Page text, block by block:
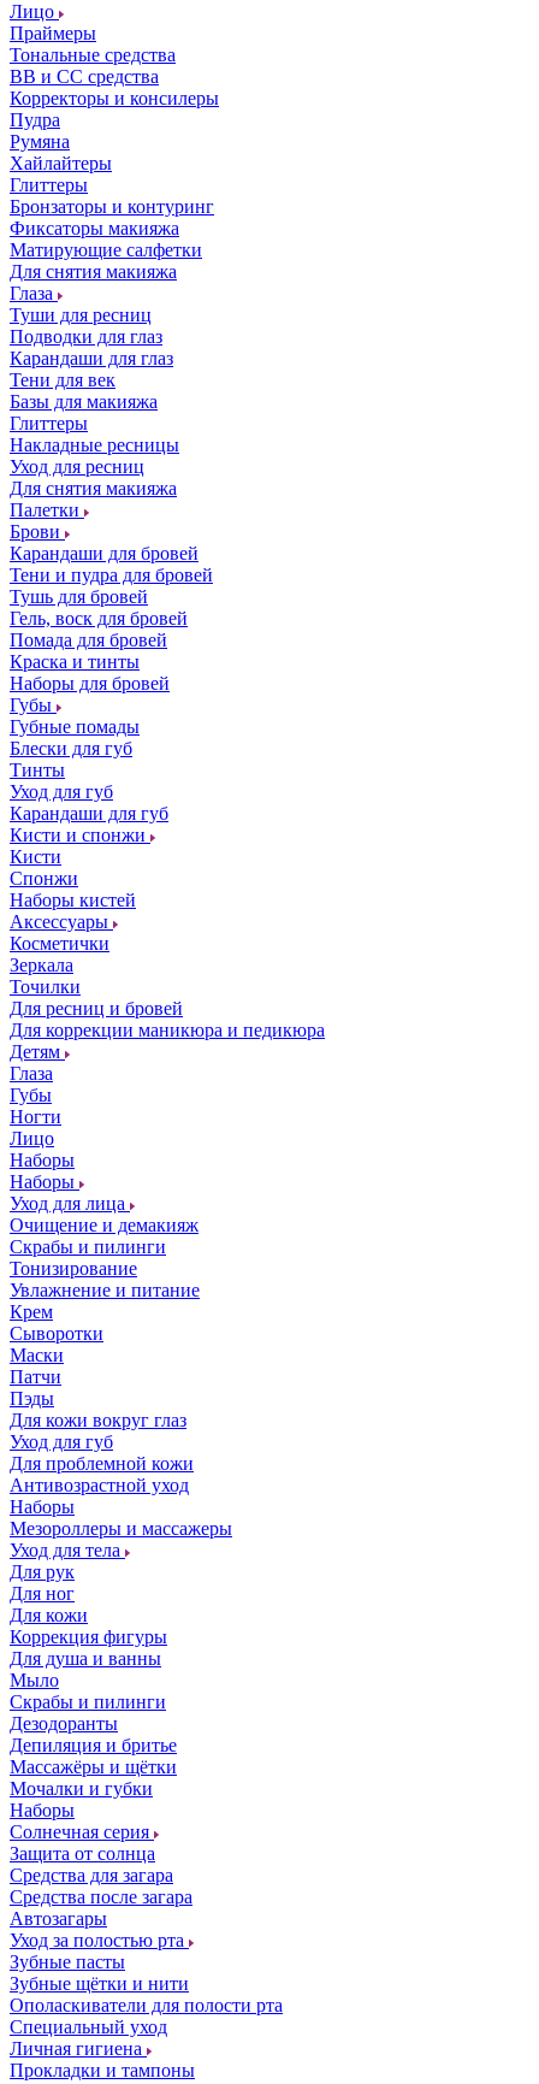
Лицо
Праймеры
Тональные средства
ВВ и СС средства
Корректоры и консилеры
Пудра
Румяна
Хайлайтеры
Глиттеры
Бронзаторы и контуринг
Фиксаторы макияжа
Матирующие салфетки
Для снятия макияжа
Глаза
Туши для ресниц
Подводки для глаз
Карандаши для глаз
Тени для век
Базы для макияжа
Глиттеры
Накладные ресницы
Уход для ресниц
Для снятия макияжа
Палетки
Брови
Карандаши для бровей
Тени и пудра для бровей
Тушь для бровей
Гель, воск для бровей
Помада для бровей
Краска и тинты
Наборы для бровей
Губы
Губные помады
Блески для губ
Тинты
Уход для губ
Карандаши для губ
Кисти и спонжи
Кисти
Спонжи
Наборы кистей
Аксессуары
Косметички
Зеркала
Точилки
Для ресниц и бровей
Для коррекции маникюра и педикюра
Детям
Глаза
Губы
Ногти
Лицо
Наборы
Наборы
Уход для лица
Очищение и демакияж
Скрабы и пилинги
Тонизирование
Увлажнение и питание
Крем
Сыворотки
Маски
Патчи
Пэды
Для кожи вокруг глаз
Уход для губ
Для проблемной кожи
Антивозрастной уход
Наборы
Мезороллеры и массажеры
Уход для тела
Для рук
Для ног
Для кожи
Коррекция фигуры
Для душа и ванны
Мыло
Скрабы и пилинги
Дезодоранты
Депиляция и бритье
Массажёры и щётки
Мочалки и губки
Наборы
Солнечная серия
Защита от солнца
Средства для загара
Средства после загара
Автозагары
Уход за полостью рта
Зубные пасты
Зубные щётки и нити
Ополаскиватели для полости рта
Специальный уход
Личная гигиена
Прокладки и тампоны